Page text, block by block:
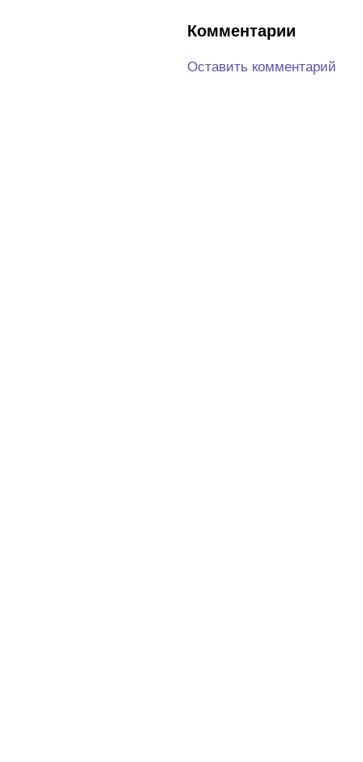
Комментарии
Оставить комментарий